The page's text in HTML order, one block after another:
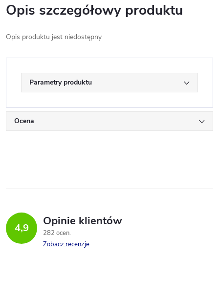
Opis szczegółowy produktu
Opis produktu jest niedostępny
Parametry produktu
Ocena
4,9 Opinie klientów
282 ocen
Zobacz recenzje